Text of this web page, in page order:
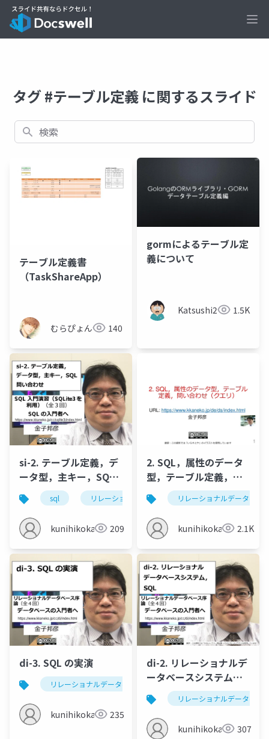
タグ #テーブル定義 に関するスライド
検索
テーブル定義書
（TaskShareApp）
むらぴょん 140
gormによるテーブル定
義について
Katsushi21 1.5K
si-2. テーブル定義，デ
ータ型，主キー，SQL
問い合わせ
sql リレーショナルデータベース sqlite3
kunihikokaneko209
2. SQL，属性のデータ
型，テーブル定義，問
い合わせ（クエリ）
リレーショナルデータベー
kunihikokaneko2.1K
di-3. SQL の実演
リレーショナルデータベース sql テーブル定義
kunihikokaneko235
di-2. リレーショナルデ
ータベースシステム，
SQL
リレーショナルデータベー
kunihikokaneko307